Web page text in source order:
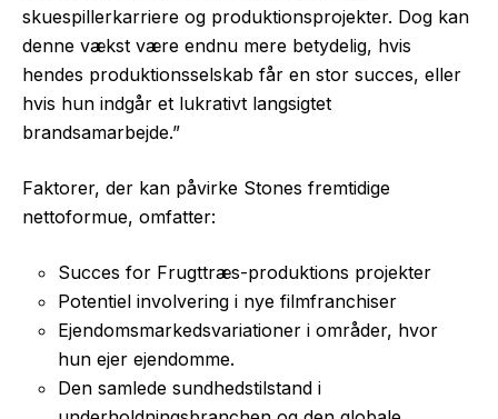
skuespillerkarriere og produktionsprojekter. Dog kan
denne vækst være endnu mere betydelig, hvis
hendes produktionsselskab får en stor succes, eller
hvis hun indgår et lukrativt langsigtet
brandsamarbejde.”
Faktorer, der kan påvirke Stones fremtidige
nettoformue, omfatter:
Succes for Frugttræs-produktions projekter
Potentiel involvering i nye filmfranchiser
Ejendomsmarkedsvariationer i områder, hvor
hun ejer ejendomme.
Den samlede sundhedstilstand i